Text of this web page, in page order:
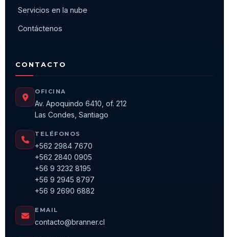
Servicios en la nube
Contáctenos
CONTACTO
OFICINA
Av. Apoquindo 6410, of. 212
Las Condes, Santiago
TELÉFONOS
+562 2984 7670
+562 2840 0905
+56 9 3232 8195
+56 9 2945 8797
+56 9 2690 6882
EMAIL
contacto@branner.cl